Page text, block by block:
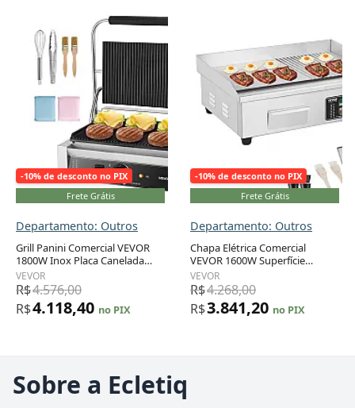
-10% de desconto no PIX
Frete Grátis
Departamento: Outros
Grill Panini Comercial VEVOR
1800W Inox Placa Canelada
34x24cm Controle de
Temperatura 110V
VEVOR
R$4.576,00
R$4.118,40 no PIX
-10% de desconto no PIX
Frete Grátis
Departamento: Outros
Chapa Elétrica Comercial
VEVOR 1600W Superfície
Antiaderente 54x30cm 6 Níveis
de Temperatura 110V
VEVOR
R$4.268,00
R$3.841,20 no PIX
Sobre a Ecletiq